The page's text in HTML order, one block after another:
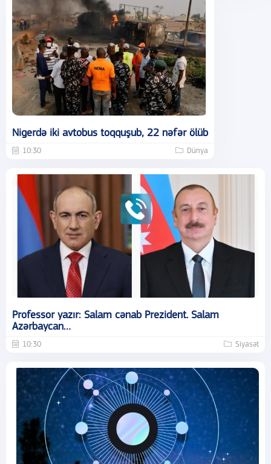
Nigerdə iki avtobus toqquşub, 22 nəfər ölüb
10:30 Dünya
Professor yazır: Salam cənab Prezident. Salam
Azərbaycan…
10:30 Siyasət